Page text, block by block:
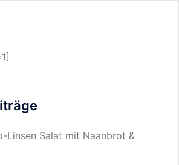
Linsen Salat mit Naanbrot &